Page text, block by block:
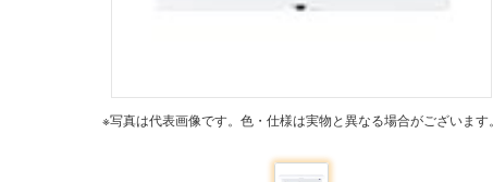
※写真は代表画像です。色・仕様は実物と異なる場合がございます。